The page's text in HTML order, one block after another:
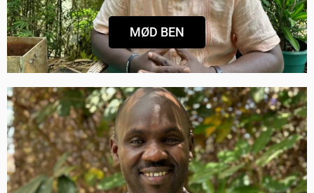
MØD BEN
SILAS ROTICH FRA NAKURU